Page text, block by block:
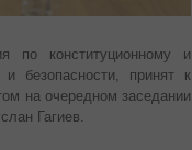
по конституционному и
и безопасности, принят к
на очередном заседании
Гагиев.